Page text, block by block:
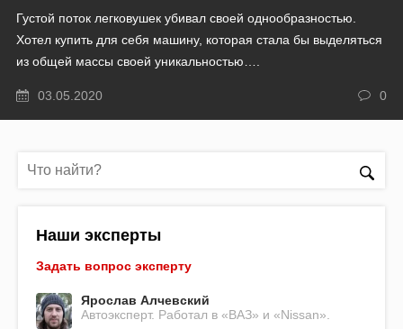
Густой поток легковушек убивал своей однообразностью.
Хотел купить для себя машину, которая стала бы выделяться
из общей массы своей уникальностью….
03.05.2020 0
Наши эксперты
Задать вопрос эксперту
Ярослав Алчевский
Автоэксперт. Работал в «ВАЗ» и «Nissan».